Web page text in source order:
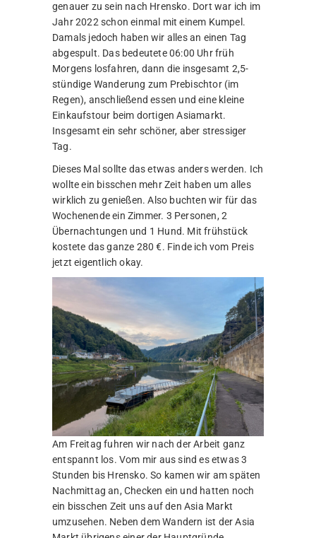
genauer zu sein nach Hrensko. Dort war ich im
Jahr 2022 schon einmal mit einem Kumpel.
Damals jedoch haben wir alles an einen Tag
abgespult. Das bedeutete 06:00 Uhr früh
Morgens losfahren, dann die insgesamt 2,5-
stündige Wanderung zum Prebischtor (im
Regen), anschließend essen und eine kleine
Einkaufstour beim dortigen Asiamarkt.
Insgesamt ein sehr schöner, aber stressiger
Tag.
Dieses Mal sollte das etwas anders werden. Ich
wollte ein bisschen mehr Zeit haben um alles
wirklich zu genießen. Also buchten wir für das
Wochenende ein Zimmer. 3 Personen, 2
Übernachtungen und 1 Hund. Mit frühstück
kostete das ganze 280 €. Finde ich vom Preis
jetzt eigentlich okay.
Am Freitag fuhren wir nach der Arbeit ganz
entspannt los. Vom mir aus sind es etwas 3
Stunden bis Hrensko. So kamen wir am späten
Nachmittag an, Checken ein und hatten noch
ein bisschen Zeit uns auf den Asia Markt
umzusehen. Neben dem Wandern ist der Asia